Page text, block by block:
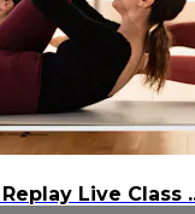
Live Class